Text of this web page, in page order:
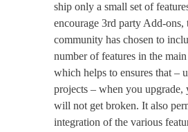
ship only a small set of
encourage 3rd party Add-ons,
community has chosen to
number of features in the main
which helps to ensures that –
projects – when you upgrade,
will not get broken. It also
integration of the various